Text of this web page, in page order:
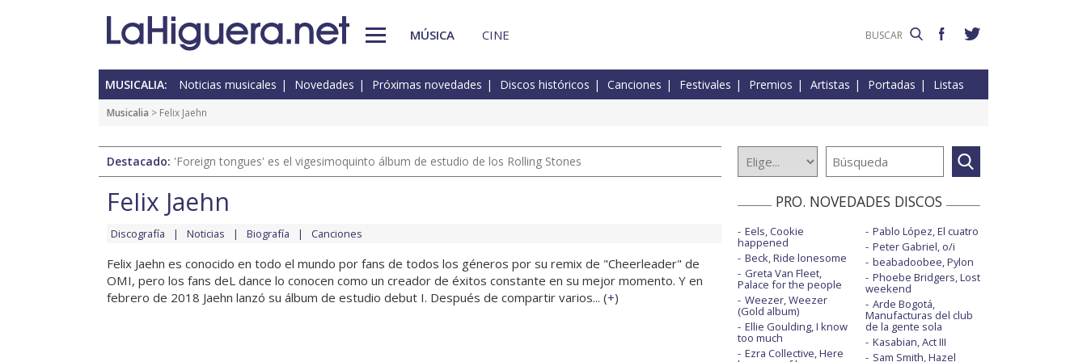
MÚSICA CINE
MUSICALIA: Noticias musicales Novedades Próximas novedades Discos históricos Canciones Festivales Premios Artistas Portadas Listas
Musicalia > Felix Jaehn
Destacado: 'Foreign tongues' es el vigesimoquinto álbum de estudio de los Rolling Stones
Felix Jaehn
Discografía Noticias Biografía Canciones
Felix Jaehn es conocido en todo el mundo por fans de todos los géneros por su remix de "Cheerleader" de
OMI, pero los fans deL dance lo conocen como un creador de éxitos constante en su mejor momento. Y en
febrero de 2018 Jaehn lanzó su álbum de estudio debut I. Después de compartir varios... (+)
PRO. NOVEDADES DISCOS
Eels, Cookie
happened
Beck, Ride lonesome
Greta Van Fleet,
Palace for the people
Weezer, Weezer
(Gold album)
Ellie Goulding, I know
too much
Ezra Collective, Here
Pablo López, El cuatro
Peter Gabriel, o/i
beabadoobee, Pylon
Phoebe Bridgers, Lost
weekend
Arde Bogotá,
Manufacturas del club
de la gente sola
Kasabian, Act III
Sam Smith, Hazel